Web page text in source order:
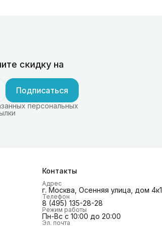
скидку на
Подписаться
персональных
Контакты
Адрес
г. Москва, Осенняя улица, дом 4к1
Телефон
8 (495) 135-28-28
Режим работы
Пн-Вс с 10:00 до 20:00
Эл. почта